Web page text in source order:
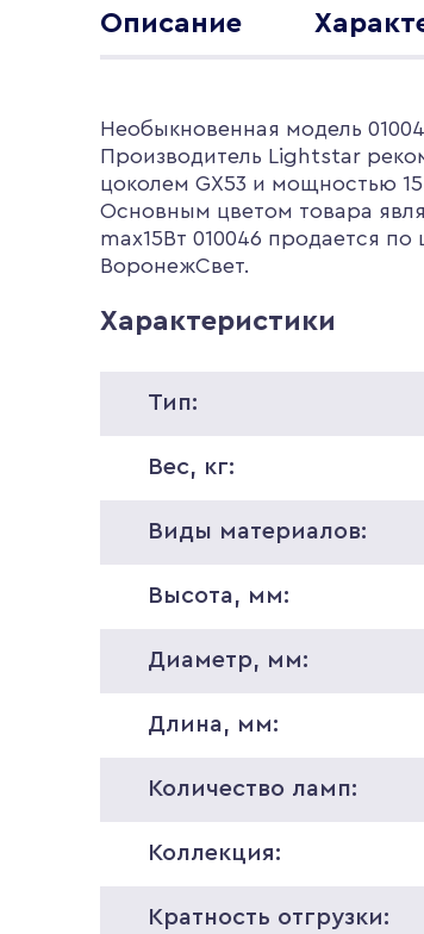
Описание
Необыкновенная модель
Производитель Lightstar
цоколем GX53 и мощностью
Основным цветом товара
max15Вт 010046 продается
ВоронежСвет.
Характеристики
Тип:
Вес, кг:
Виды материалов:
Высота, мм:
Диаметр, мм:
Длина, мм:
Количество ламп:
Коллекция:
Кратность отгрузки: